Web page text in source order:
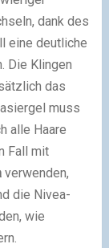
dank des
eine deutliche
Die Klingen
das
muss
alle Haare
Fall mit
verwenden,
die Nivea-
wie